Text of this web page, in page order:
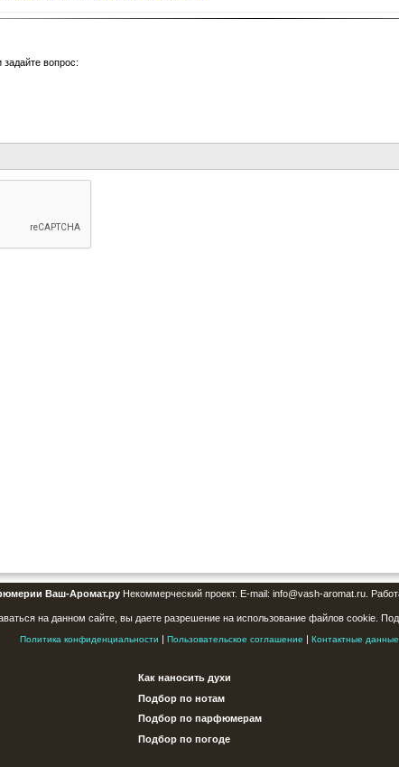
вопрос:
Ваш-Аромат.руНекоммерческий проект. E-mail: info@vash-aromat.ru.
на данном сайте, вы даете разрешение на использование файлов cookie.
Политика конфиденциальности | Пользовательское соглашение | Контактные данные
Как наносить духи
Подбор по нотам
Подбор по парфюмерам
Подбор по погоде